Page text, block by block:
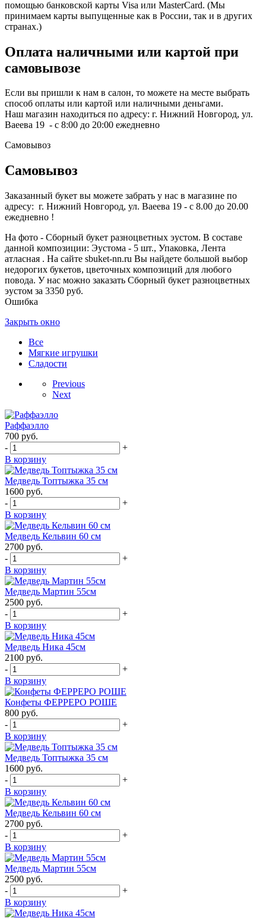
помощью банковской карты Visa или MasterCard. (Мы
принимаем карты выпущенные как в России, так и в других
странах.)
Оплата наличными или картой при
самовывозе
Если вы пришли к нам в салон, то можете на месте выбрать
способ оплаты или картой или наличными деньгами.
Наш магазин находиться по адресу: г. Нижний Новгород, ул.
Ваеева 19 - с 8:00 до 20:00 ежедневно
Самовывоз
Самовывоз
Заказанный букет вы можете забрать у нас в магазине по
адресу: г. Нижний Новгород, ул. Ваеева 19 - с 8.00 до 20.00
ежедневно !
На фото - Сборный букет разноцветных эустом. В составе
данной композиции: Эустома - 5 шт., Упаковка, Лента
атласная . На сайте sbuket-nn.ru Вы найдете большой выбор
недорогих букетов, цветочных композиций для любого
повода. У нас можно заказать Сборный букет разноцветных
эустом за 3350 руб.
Ошибка
Закрыть окно
Все
Мягкие игрушки
Сладости
Previous
Next
Раффаэлло
700 руб.
-
+
В корзину
Медведь Топтыжка 35 см
1600 руб.
-
+
В корзину
Медведь Кельвин 60 см
2700 руб.
-
+
В корзину
Медведь Мартин 55см
2500 руб.
-
+
В корзину
Медведь Ника 45см
2100 руб.
-
+
В корзину
Конфеты ФЕРРЕРО РОШЕ
800 руб.
-
+
В корзину
Медведь Топтыжка 35 см
1600 руб.
-
+
В корзину
Медведь Кельвин 60 см
2700 руб.
-
+
В корзину
Медведь Мартин 55см
2500 руб.
-
+
В корзину